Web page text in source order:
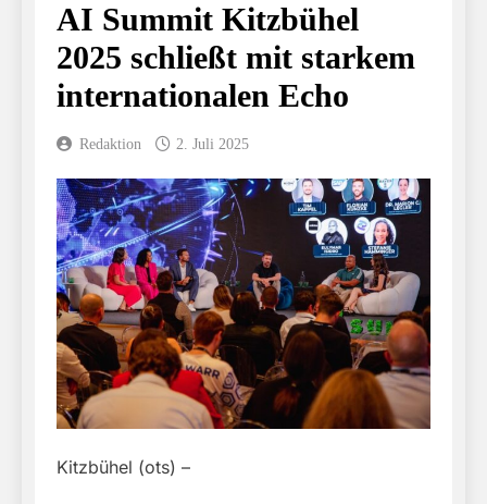
AI Summit Kitzbühel
2025 schließt mit starkem
internationalen Echo
Redaktion 2. Juli 2025
Kitzbühel (ots) –